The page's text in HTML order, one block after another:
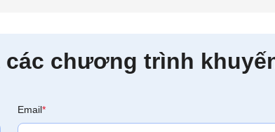
chương trình
Email*